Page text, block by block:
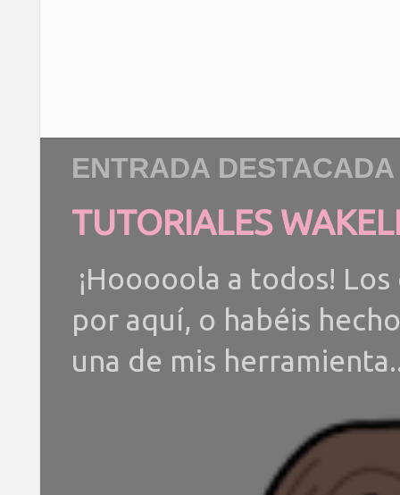
ENTRADA DESTACADA
TUTORIALES
¡Hooooola a todos!
por aquí, o habéis
una de mis